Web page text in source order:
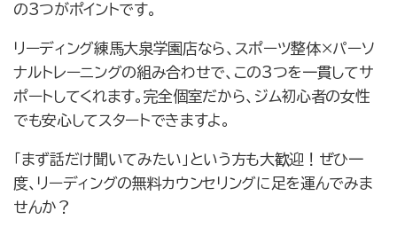
の3つがポイントです。
リーディング練馬大泉学園店なら、スポーツ整体×パーソ
ナルトレーニングの組み合わせで、この3つを一貫してサ
ポートしてくれます。完全個室だから、ジム初心者の女性
でも安心してスタートできますよ。
「まず話だけ聞いてみたい」という方も大歓迎！ぜひ一
度、リーディングの無料カウンセリングに足を運んでみま
せんか？